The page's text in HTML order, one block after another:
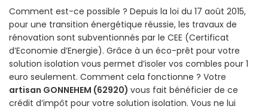
Comment est-ce possible ? Depuis la loi du 17 août 2015,
pour une transition énergétique réussie, les travaux de
rénovation sont subventionnés par le CEE (Certificat
d’Economie d’Energie). Grâce à un éco-prêt pour votre
solution isolation vous permet d’isoler vos combles pour 1
euro seulement. Comment cela fonctionne ? Votre
artisan GONNEHEM (62920) vous fait bénéficier de ce
crédit d’impôt pour votre solution isolation. Vous ne lui